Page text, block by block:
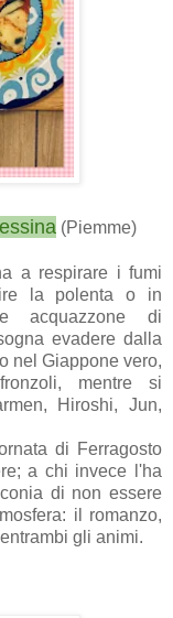
(Piemme)
a respirare i fumi
la polenta o in
acquazzone di
evadere dalla
nel Giappone vero,
mentre si
Hiroshi, Jun,
di Ferragosto
a chi invece l'ha
di non essere
il romanzo,
gli animi.